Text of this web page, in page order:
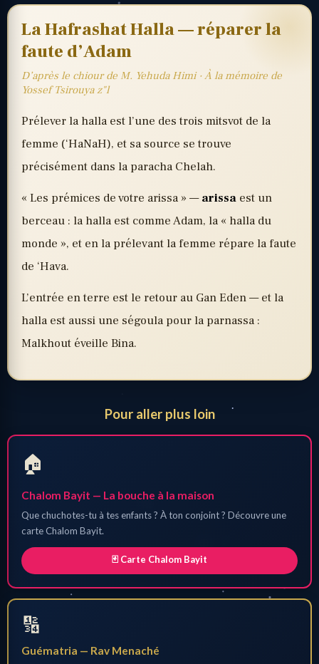
La Hafrashat Halla — réparer la
faute d’Adam
D’après le chiour de M. Yehuda Himi · À la mémoire de
Yossef Tsirouya z"l
Prélever la halla est l’une des trois mitsvot de la
femme (‘HaNaH), et sa source se trouve
précisément dans la paracha Chelah.
« Les prémices de votre arissa » —arissa est un
berceau : la halla est comme Adam, la « halla du
monde », et en la prélevant la femme répare la faute
de ‘Hava.
L’entrée en terre est le retour au Gan Eden — et la
halla est aussi une ségoula pour la parnassa :
Malkhout éveille Bina.
Pour aller plus loin
🏠
Chalom Bayit — La bouche à la maison
Que chuchotes-tu à tes enfants ? À ton conjoint ? Découvre une
carte Chalom Bayit.
🃏 Carte Chalom Bayit
🔢
Guématria — Rav Menaché